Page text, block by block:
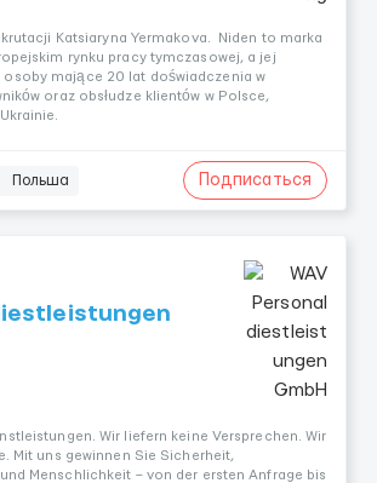
Katsiaryna Yermakova. Niden to marka
rynku pracy tymczasowej, a jej
mające 20 lat doświadczenia w
oraz obsłudze klientów w Polsce,
Польша Подписаться
Wir liefern keine Versprechen. Wir
Mit uns gewinnen Sie Sicherheit,
Menschlichkeit – von der ersten Anfrage bis